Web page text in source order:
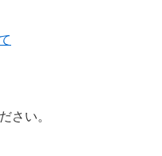
さい。